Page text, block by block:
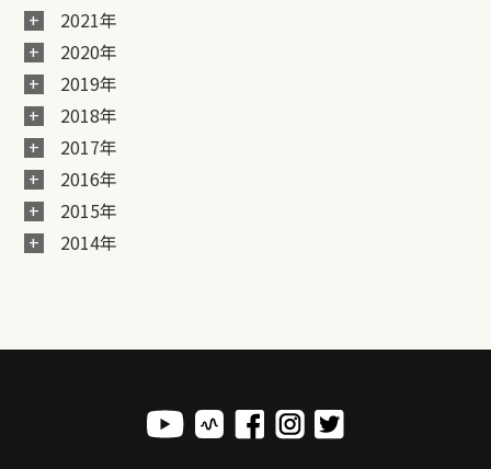
2021年
2020年
2019年
2018年
2017年
2016年
2015年
2014年